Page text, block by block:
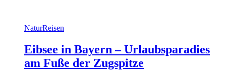
NaturReisen
Eibsee in Bayern – Urlaubsparadies
am Fuße der Zugspitze